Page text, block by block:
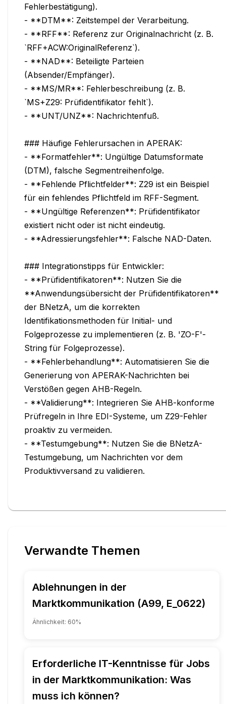
Fehlerbestätigung).
- **DTM**: Zeitstempel der Verarbeitung.
- **RFF**: Referenz zur Originalnachricht (z. B.
`RFF+ACW:OriginalReferenz`).
- **NAD**: Beteiligte Parteien
(Absender/Empfänger).
- **MS/MR**: Fehlerbeschreibung (z. B.
`MS+Z29: Prüfidentifikator fehlt`).
- **UNT/UNZ**: Nachrichtenfuß.
### Häufige Fehlerursachen in APERAK:
- **Formatfehler**: Ungültige Datumsformate
(DTM), falsche Segmentreihenfolge.
- **Fehlende Pflichtfelder**: Z29 ist ein Beispiel
für ein fehlendes Pflichtfeld im RFF-Segment.
- **Ungültige Referenzen**: Prüfidentifikator
existiert nicht oder ist nicht eindeutig.
- **Adressierungsfehler**: Falsche NAD-Daten.
### Integrationstipps für Entwickler:
- **Prüfidentifikatoren**: Nutzen Sie die
**Anwendungsübersicht der Prüfidentifikatoren**
der BNetzA, um die korrekten
Identifikationsmethoden für Initial- und
Folgeprozesse zu implementieren (z. B. 'ZO-F'-
String für Folgeprozesse).
- **Fehlerbehandlung**: Automatisieren Sie die
Generierung von APERAK-Nachrichten bei
Verstößen gegen AHB-Regeln.
- **Validierung**: Integrieren Sie AHB-konforme
Prüfregeln in Ihre EDI-Systeme, um Z29-Fehler
proaktiv zu vermeiden.
- **Testumgebung**: Nutzen Sie die BNetzA-
Testumgebung, um Nachrichten vor dem
Produktivversand zu validieren.
Verwandte Themen
Ablehnungen in der
Marktkommunikation (A99, E_0622)
Ähnlichkeit: 60%
Erforderliche IT-Kenntnisse für Jobs
in der Marktkommunikation: Was
muss ich können?